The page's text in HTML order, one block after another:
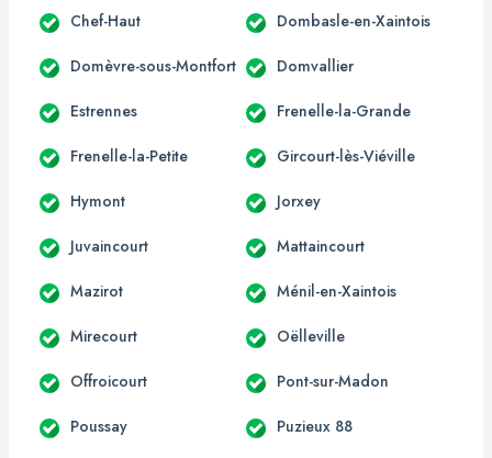
Chef-Haut Dombasle-en-Xaintois
Domèvre-sous-Montfort Domvallier
Estrennes Frenelle-la-Grande
Frenelle-la-Petite Gircourt-lès-Viéville
Hymont Jorxey
Juvaincourt Mattaincourt
Mazirot Ménil-en-Xaintois
Mirecourt Oëlleville
Offroicourt Pont-sur-Madon
Poussay Puzieux 88